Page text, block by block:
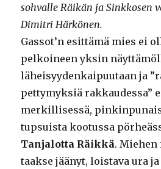
sohvalle Räikän ja Sinkkosen
Dimitri Härkönen.
Gassot’n esittämä mies ei
pelkoineen yksin
läheisyydenkaipuutaan ja
pettymyksiä rakkaudessa”
merkillisessä,
tupsuista kootussa
Tanjalotta Räikkä.
taakse jäänyt, loistava ura